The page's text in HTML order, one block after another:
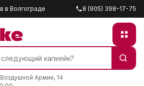
в Волгограде 8 (905) 398-17-75
Армии, 14